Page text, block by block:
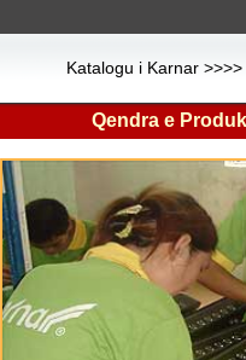
Katalogu i Karnar >>>>
Qendra e